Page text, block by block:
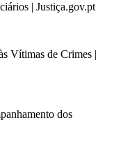
| Justiça.gov.pt
Vítimas de Crimes |
dos